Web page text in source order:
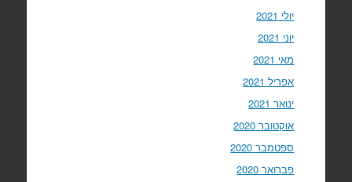
יולי 2021
יוני 2021
מאי 2021
אפריל 2021
ינואר 2021
אוקטובר 2020
ספטמבר 2020
פברואר 2020